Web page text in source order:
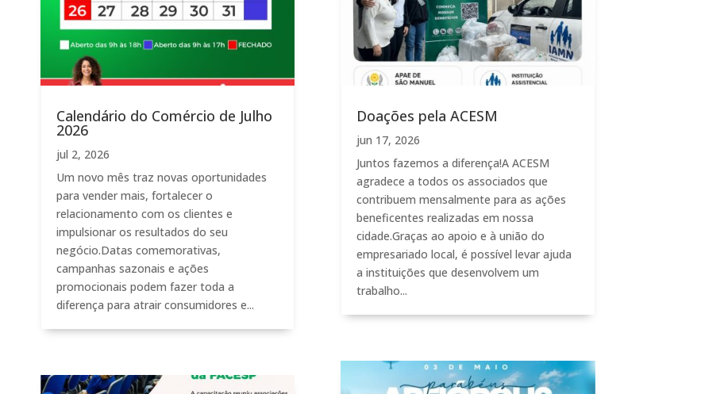
Calendário do Comércio de Julho
2026
jul 2, 2026
Um novo mês traz novas oportunidades
para vender mais, fortalecer o
relacionamento com os clientes e
impulsionar os resultados do seu
negócio.Datas comemorativas,
campanhas sazonais e ações
promocionais podem fazer toda a
diferença para atrair consumidores e...
Doações pela ACESM
jun 17, 2026
Juntos fazemos a diferença!A ACESM
agradece a todos os associados que
contribuem mensalmente para as ações
beneficentes realizadas em nossa
cidade.Graças ao apoio e à união do
empresariado local, é possível levar ajuda
a instituições que desenvolvem um
trabalho...